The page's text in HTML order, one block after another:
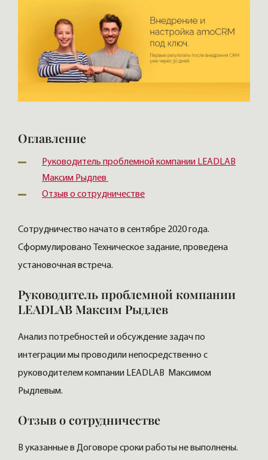
Оглавление
Руководитель проблемной компании LEADLAB
Максим Рыдлев
Отзыв о сотрудничестве
Сотрудничество начато в сентябре 2020 года.
Сформулировано Техническое задание, проведена
установочная встреча.
Руководитель проблемной компании
LEADLAB Максим Рыдлев
Анализ потребностей и обсуждение задач по
интеграции мы проводили непосредственно с
руководителем компании LEADLAB Максимом
Рыдлевым.
Отзыв о сотрудничестве
В указанные в Договоре сроки работы не выполнены.